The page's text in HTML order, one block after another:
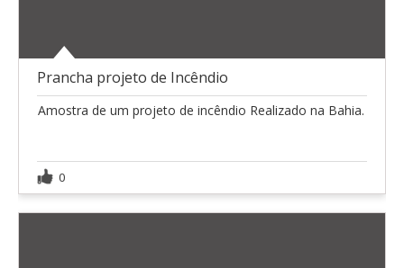
Prancha projeto de Incêndio
Amostra de um projeto de incêndio Realizado na Bahia.
0